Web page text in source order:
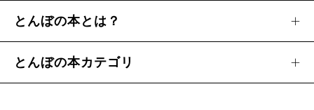
とんぼの本とは？
とんぼの本カテゴリ